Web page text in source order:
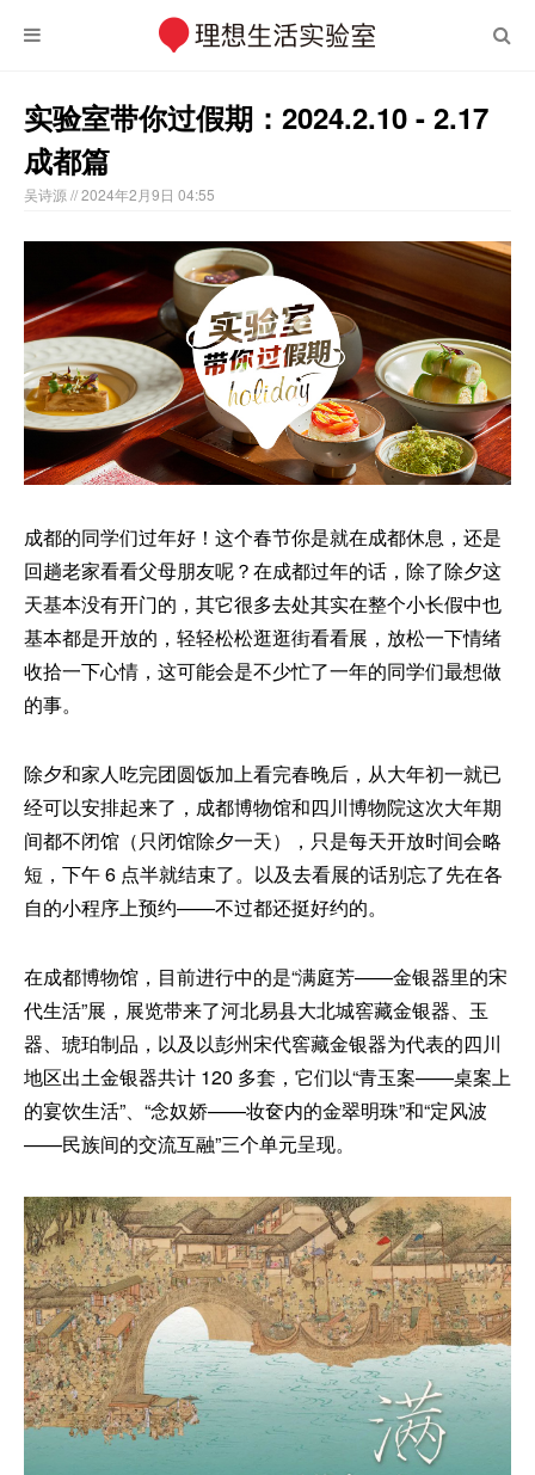
实验室带你过假期：2024.2.10 - 2.17
成都篇
吴诗源 // 2024年2月9日 04:55
成都的同学们过年好！这个春节你是就在成都休息，还是
回趟老家看看父母朋友呢？在成都过年的话，除了除夕这
天基本没有开门的，其它很多去处其实在整个小长假中也
基本都是开放的，轻轻松松逛逛街看看展，放松一下情绪
收拾一下心情，这可能会是不少忙了一年的同学们最想做
的事。
除夕和家人吃完团圆饭加上看完春晚后，从大年初一就已
经可以安排起来了，成都博物馆和四川博物院这次大年期
间都不闭馆（只闭馆除夕一天），只是每天开放时间会略
短，下午 6 点半就结束了。以及去看展的话别忘了先在各
自的小程序上预约——不过都还挺好约的。
在成都博物馆，目前进行中的是“满庭芳——金银器里的宋
代生活”展，展览带来了河北易县大北城窖藏金银器、玉
器、琥珀制品，以及以彭州宋代窖藏金银器为代表的四川
地区出土金银器共计 120 多套，它们以“青玉案——桌案上
的宴饮生活”、“念奴娇——妆奁内的金翠明珠”和“定风波
——民族间的交流互融”三个单元呈现。